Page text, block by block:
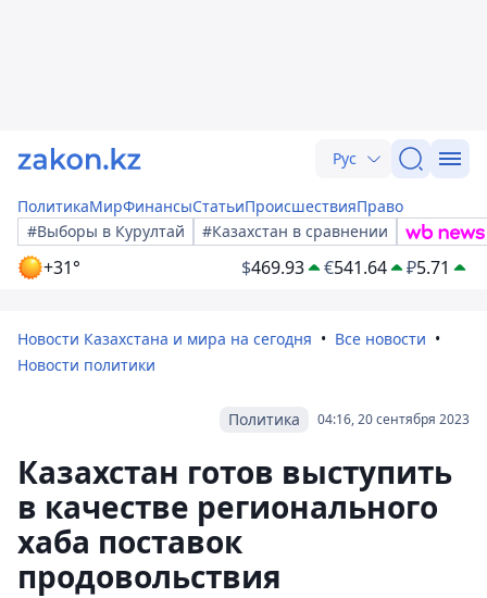
Рус
ПолитикаМирФинансыСтатьиПроисшествияПраво
#Выборы в Курултай
#Казахстан в сравнении
+31° $469.93 €541.64 ₽5.71
Новости Казахстана и мира на сегодня
Все новости
Новости политики
04:16, 20 сентября 2023
Политика
Казахстан готов выступить
в качестве регионального
хаба поставок
продовольствия